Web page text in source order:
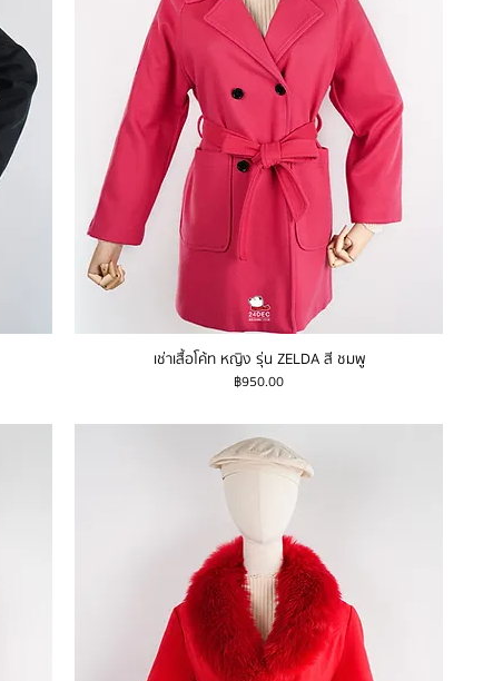
เช่าเสื้อโค้ท หญิง รุ่น ZELDA สี ชมพู
ราคา
฿950.00